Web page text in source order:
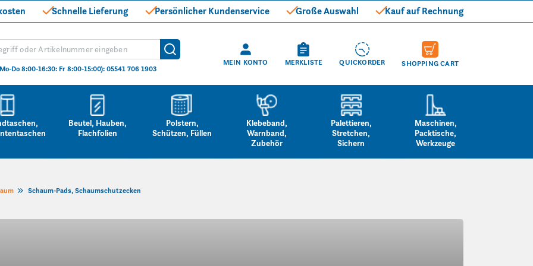
Schnelle Lieferung Persönlicher Kundenservice Große Auswahl Kauf auf Rechnung
Suche
Do 8:00-16:30: Fr 8:00-15:00): 05541 706 1903
MEIN KONTO MERKLISTE QUICKORDER SHOPPING CART
Beutel, Hauben,
Flachfolien
Polstern,
Schützen, Füllen
Klebeband,
Warnband,
Zubehör
Palettieren,
Stretchen,
Sichern
Maschinen,
Packtische,
Werkzeuge
Schaum-Pads, Schaumschutzecken